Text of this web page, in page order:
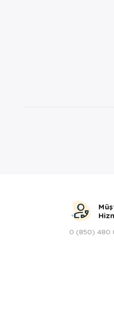
0 (850) 480